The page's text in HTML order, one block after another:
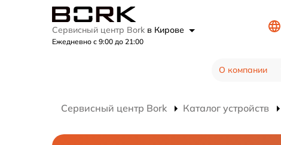
Сервисный центр Bork в Кирове
Ежедневно с 9:00 до 21:00
О компании
Сервисный центр Bork Каталог устройств